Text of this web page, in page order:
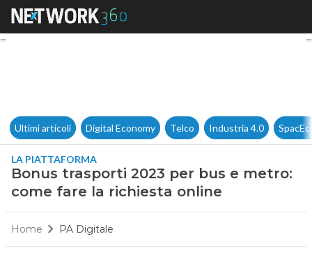
Bonus trasporti 2023 per
Ultimi articoli Digital Economy Telco Industria 4.0
LA PIATTAFORMA
Bonus trasporti 2023 per bus e metro:
come fare la richiesta online
Home PA Digitale